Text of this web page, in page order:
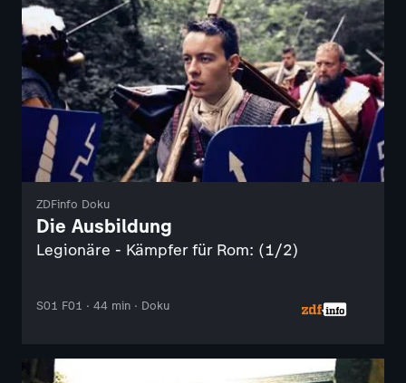
ZDFinfo Doku
Die Ausbildung
Legionäre - Kämpfer für Rom: (1/2)
S01 F01 · 44 min · Doku